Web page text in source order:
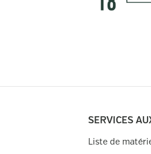
SERVICES
Liste de